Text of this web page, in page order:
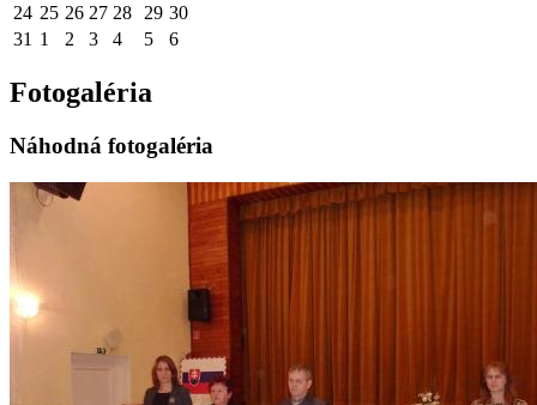
24 25 26 27 28 29 30
31 1 2 3 4 5 6
Fotogaléria
Náhodná fotogaléria